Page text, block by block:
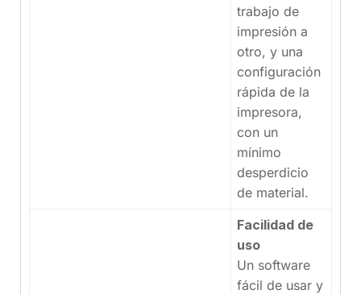
trabajo de
impresión a
otro, y una
configuración
rápida de la
impresora,
con un
mínimo
desperdicio
de material.
Facilidad de
uso
Un software
fácil de usar y